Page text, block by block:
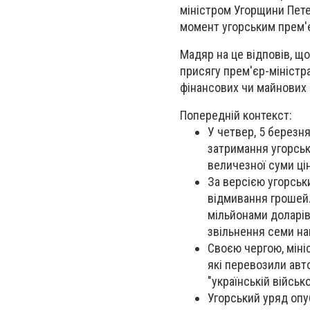
міністром Угорщини
момент угорським
Мадяр на це відповів,
присягу прем'єр-
фінансових чи
Попередній контекст:
У четвер, 5
затримання
величезної суми
За версією
відмивання
мільйонами
звільнення семи
Своєю чергою,
які перевозили
"українській
Угорський уряд